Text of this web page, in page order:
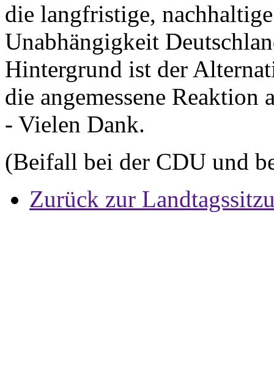
die langfristige,
Unabhängigkeit
Hintergrund ist der
die angemessene Reaktion
- Vielen Dank.
(Beifall bei der CDU und
Zurück zur